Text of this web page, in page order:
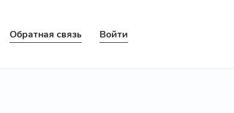
Обратная связь Войти